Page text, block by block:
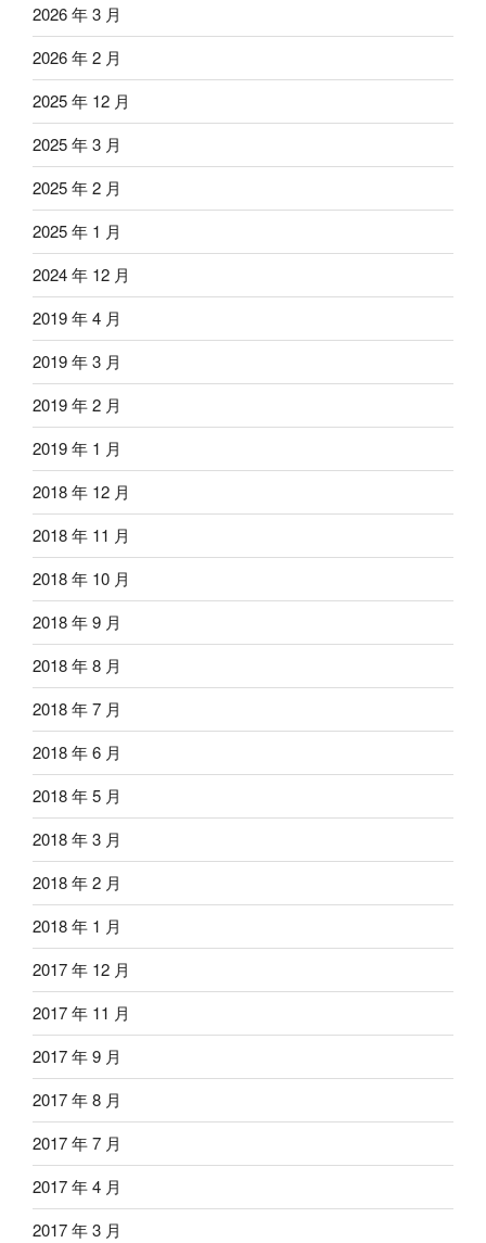
2026 年 3 月
2026 年 2 月
2025 年 12 月
2025 年 3 月
2025 年 2 月
2025 年 1 月
2024 年 12 月
2019 年 4 月
2019 年 3 月
2019 年 2 月
2019 年 1 月
2018 年 12 月
2018 年 11 月
2018 年 10 月
2018 年 9 月
2018 年 8 月
2018 年 7 月
2018 年 6 月
2018 年 5 月
2018 年 3 月
2018 年 2 月
2018 年 1 月
2017 年 12 月
2017 年 11 月
2017 年 9 月
2017 年 8 月
2017 年 7 月
2017 年 4 月
2017 年 3 月